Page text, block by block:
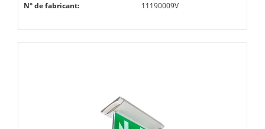
N° de fabricant:
11190009V